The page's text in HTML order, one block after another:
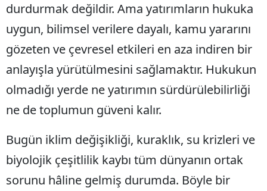
durdurmak değildir. Ama yatırımların hukuka
uygun, bilimsel verilere dayalı, kamu yararını
gözeten ve çevresel etkileri en aza indiren bir
anlayışla yürütülmesini sağlamaktır. Hukukun
olmadığı yerde ne yatırımın sürdürülebilirliği
ne de toplumun güveni kalır.
Bugün iklim değişikliği, kuraklık, su krizleri ve
biyolojik çeşitlilik kaybı tüm dünyanın ortak
sorunu hâline gelmiş durumda. Böyle bir